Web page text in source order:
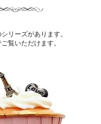
リーズがあります。
覧いただけます。